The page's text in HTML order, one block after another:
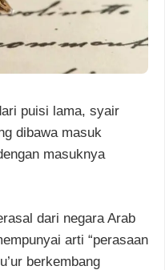
puisi lama, syair
dibawa masuk
masuknya
dari negara Arab
arti “perasaan
berkembang